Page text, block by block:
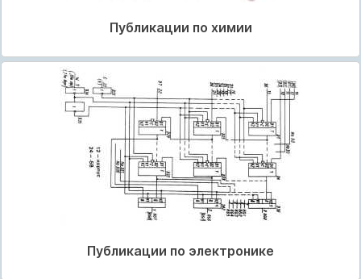
Публикации по химии
Публикации по электронике